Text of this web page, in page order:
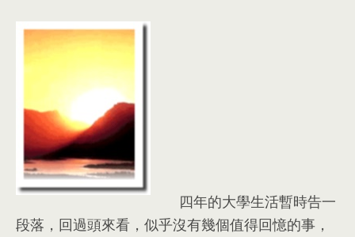
四年的大學生活暫時告一
段落 ， 回過頭來看 ， 似乎沒有幾個值得回憶的事 ，